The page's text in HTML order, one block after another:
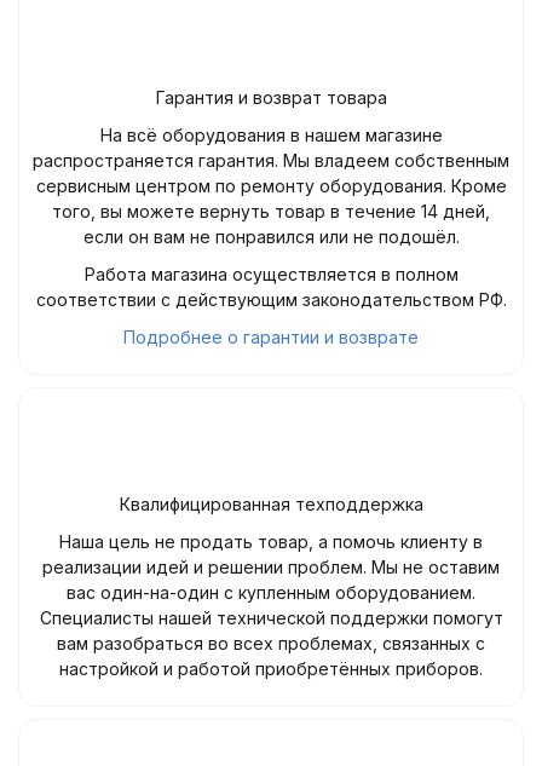
Гарантия и возврат товара
На всё оборудования в нашем магазине
распространяется гарантия. Мы владеем собственным
сервисным центром по ремонту оборудования. Кроме
того, вы можете вернуть товар в течение 14 дней,
если он вам не понравился или не подошёл.
Работа магазина осуществляется в полном
соответствии с действующим законодательством РФ.
Подробнее о гарантии и возврате
Квалифицированная техподдержка
Наша цель не продать товар, а помочь клиенту в
реализации идей и решении проблем. Мы не оставим
вас один-на-один с купленным оборудованием.
Специалисты нашей технической поддержки помогут
вам разобраться во всех проблемах, связанных с
настройкой и работой приобретённых приборов.